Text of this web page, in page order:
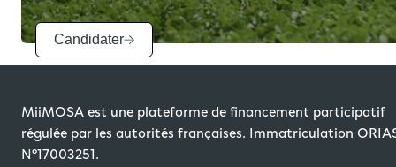
Candidater
MiiMOSA est une plateforme de financement participatif
régulée par les autorités françaises. Immatriculation
N°17003251.